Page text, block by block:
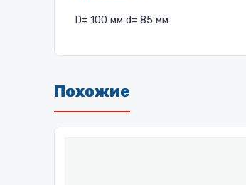
D= 100 мм d= 85 мм
Похожие